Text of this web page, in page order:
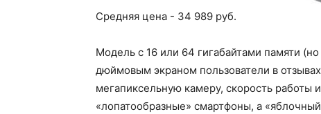
Средняя цена - 34 989 руб.
Модель с 16 или 64 гигабайтами памяти
дюймовым экраном пользователи в
мегапиксельную камеру, скорость
«лопатообразные» смартфоны, а